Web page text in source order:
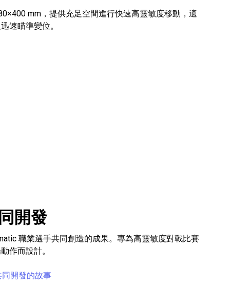
mm，提供充足空間進行快速高靈敏度移動，適
速瞄準變位。
開發
職業選手共同創造的成果。專為高靈敏度對戰比賽
作而設計。
開發的故事